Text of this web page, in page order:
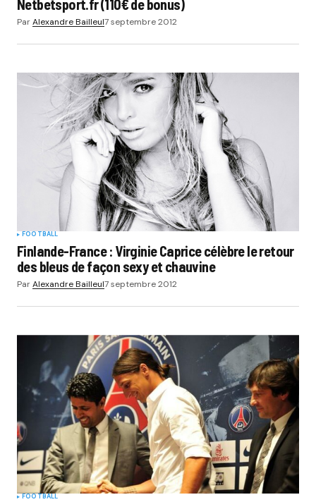
Netbetsport.fr (110€ de bonus)
ParAlexandre Bailleul7 septembre 2012
FOOTBALL
Finlande-France : Virginie Caprice célèbre le retour
des bleus de façon sexy et chauvine
ParAlexandre Bailleul7 septembre 2012
FOOTBALL